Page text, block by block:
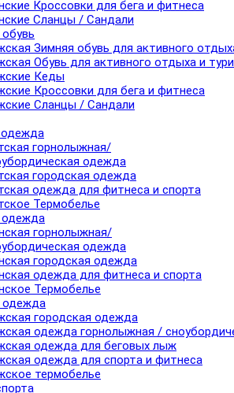
Кроссовки для бега и фитнеса
Сланцы / Сандали
Зимняя обувь для активного
Обувь для активного отдыха и
Кеды
Кроссовки для бега и фитнеса
Сланцы / Сандали
горнолыжная/
одежда
городская одежда
одежда для фитнеса и спорта
Термобелье
горнолыжная/
одежда
городская одежда
одежда для фитнеса и спорта
Термобелье
одежда
городская одежда
одежда горнолыжная /
одежда для беговых лыж
одежда для спорта и фитнеса
термобелье